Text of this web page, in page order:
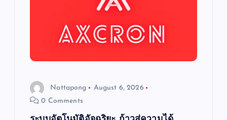
Nattapong
August 6, 2026
0 Comments